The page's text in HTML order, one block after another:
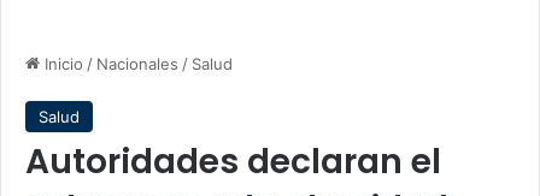
Inicio / Nacionales / Salud
Salud
Autoridades declaran el